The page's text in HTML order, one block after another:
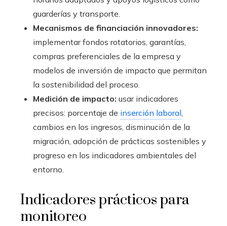
guarderías y transporte.
Mecanismos de financiación innovadores:
implementar fondos rotatorios, garantías,
compras preferenciales de la empresa y
modelos de inversión de impacto que permitan
la sostenibilidad del proceso.
Medición de impacto: usar indicadores
precisos: porcentaje de inserción laboral
cambios en los ingresos, disminución de la
migración, adopción de prácticas sostenibles y
progreso en los indicadores ambientales del
entorno.
Indicadores prácticos para
monitoreo